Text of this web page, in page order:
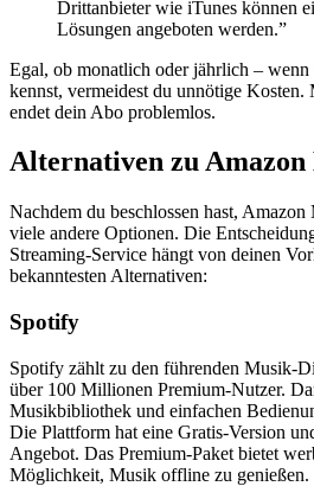
Drittanbieter wie iTunes können
Lösungen angeboten werden.”
Egal, ob monatlich oder jährlich –
kennst, vermeidest du unnötige
endet dein Abo problemlos.
Alternativen zu Amazon
Nachdem du beschlossen hast,
viele andere Optionen. Die
Streaming-Service hängt von deinen
bekanntesten Alternativen:
Spotify
Spotify zählt zu den führenden Musik-
über 100 Millionen Premium-Nutzer.
Musikbibliothek und einfachen
Die Plattform hat eine Gratis-Version
Angebot. Das Premium-Paket bietet
Möglichkeit, Musik offline zu genießen.